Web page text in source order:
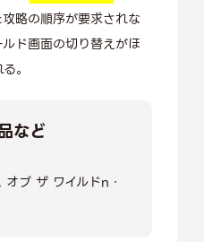
略の順序が要求されな
ド画面の切り替えがほ
。
など
オブ ザ ワイルドn・